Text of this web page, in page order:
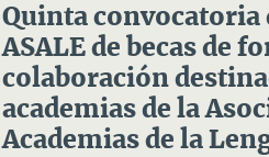
Quinta convocatoria
ASALE de becas de
colaboración
academias de la
Academias de la